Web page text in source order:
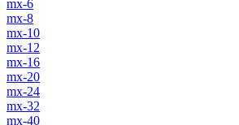
mx-6
mx-8
mx-10
mx-12
mx-16
mx-20
mx-24
mx-32
mx-40